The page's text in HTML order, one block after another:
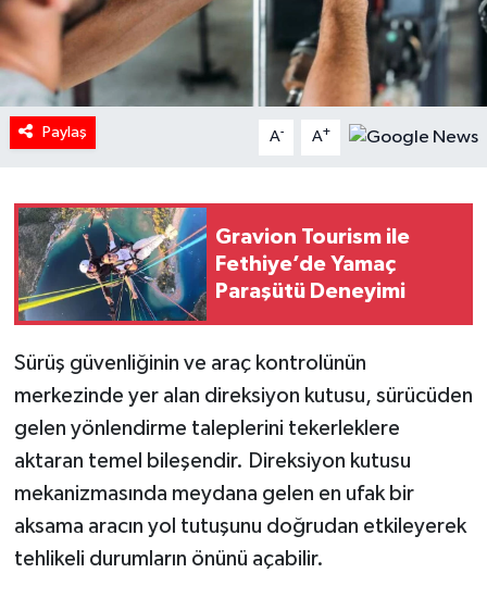
Paylaş A- A+
Gravion Tourism ile
Fethiye’de Yamaç
Paraşütü Deneyimi
Sürüş güvenliğinin ve araç kontrolünün
merkezinde yer alan direksiyon kutusu, sürücüden
gelen yönlendirme taleplerini tekerleklere
aktaran temel bileşendir. Direksiyon kutusu
mekanizmasında meydana gelen en ufak bir
aksama aracın yol tutuşunu doğrudan etkileyerek
tehlikeli durumların önünü açabilir.
HABERDE İNSAN
İlginç
KÜLTÜR SANAT
MAGAZİN
Oyun
POLİTİKA
RESMİ İLANLAR
SAĞLIK
Tarihi Yapılarımız